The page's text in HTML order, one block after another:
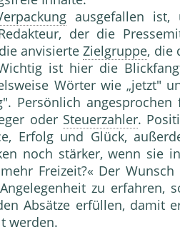
ausgefallen ist,
der die
anvisierteZielgruppe, die
ist hier die
Wörter wie „jetzt"
Persönlich
oder Steuerzahler.
Erfolg und Glück,
noch stärker, wenn sie
Freizeit?« Der
zu
Absätze erfüllen,
werden.